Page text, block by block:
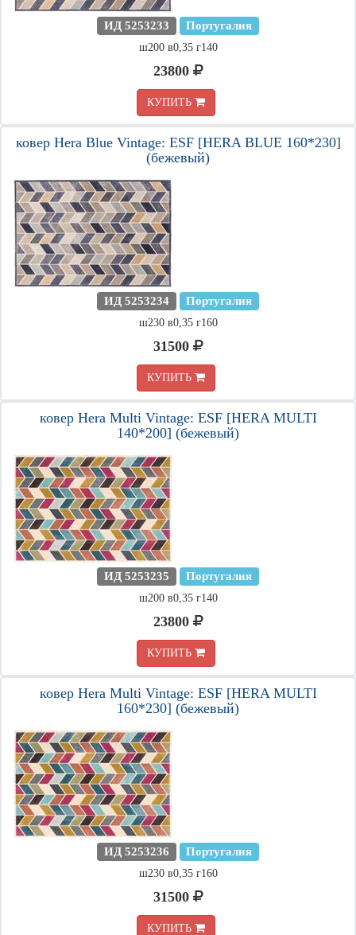
ИД 5253233 Португалия
ш200 в0,35 г140
23800
КУПИТЬ
ковер Hera Blue Vintage: ESF [HERA BLUE 160*230]
(бежевый)
ИД 5253234 Португалия
ш230 в0,35 г160
31500
КУПИТЬ
ковер Hera Multi Vintage: ESF [HERA MULTI
140*200] (бежевый)
ИД 5253235 Португалия
ш200 в0,35 г140
23800
КУПИТЬ
ковер Hera Multi Vintage: ESF [HERA MULTI
160*230] (бежевый)
ИД 5253236 Португалия
ш230 в0,35 г160
31500
КУПИТЬ